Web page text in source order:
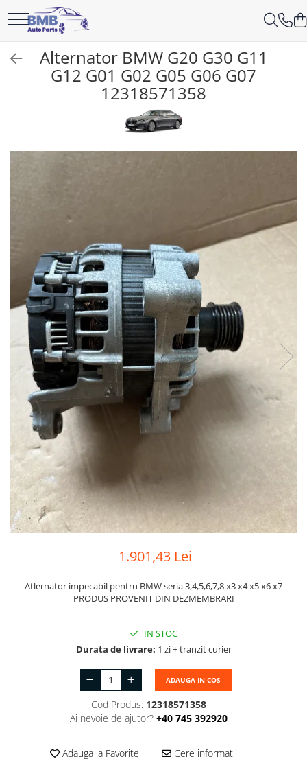
Toate Produsele
Rulment de presiune
Volantă
Angrenare roată
Burduf planetară
Planetară
Antrenare punte
Cardan
Aprindere
Bujie
Releu
Caroserie
Absorbant bara fata
Absorbant bara V
Actuator capsa capota
Armatura
Broasca capota
Canal racire
Capac bara
Alternator BMW G20 G30 G11
G12 G01 G02 G05 G06 G07
12318571358
1.901,43 Lei
Atlernator impecabil pentru BMW seria 3,4,5,6,7,8 x3 x4 x5 x6 x7
PRODUS PROVENIT DIN DEZMEMBRARI
IN STOC
Durata de livrare: 1 zi + tranzit curier
ADAUGA IN COS
Cod Produs: 12318571358
Ai nevoie de ajutor? +40 745 392920
Adauga la Favorite Cere informatii